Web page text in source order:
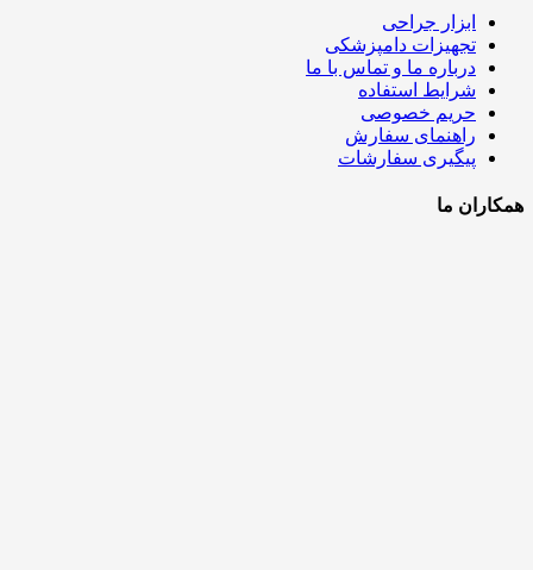
ابزار جراحی
تجهیزات دامپزشکی
درباره ما و تماس با ما
شرایط استفاده
حریم خصوصی
راهنمای سفارش
پیگیری سفارشات
همکاران ما